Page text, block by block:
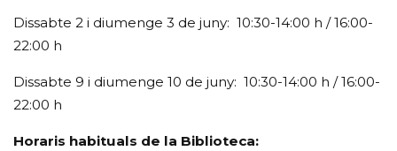
Dissabte 2 i diumenge 3 de juny: 10:30-14:00 h / 16:00-
22:00 h
Dissabte 9 i diumenge 10 de juny: 10:30-14:00 h / 16:00-
22:00 h
Horaris habituals de la Biblioteca: